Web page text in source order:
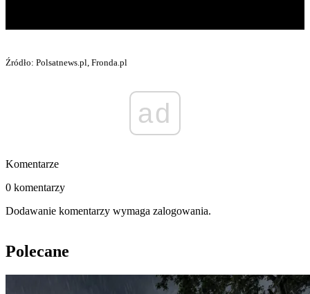
Źródło: Polsatnews.pl, Fronda.pl
ad
Komentarze
0 komentarzy
Dodawanie komentarzy wymaga zalogowania.
Polecane